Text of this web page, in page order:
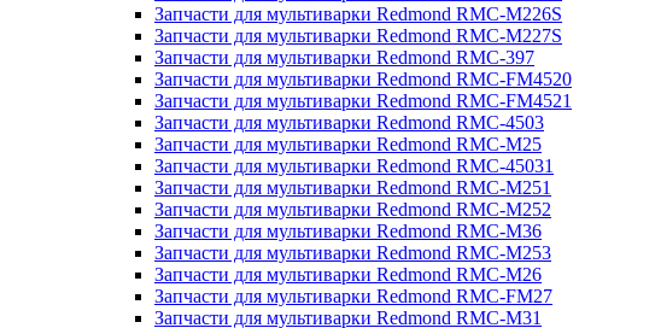
Запчасти для мультиварки Redmond RMC-M226S
Запчасти для мультиварки Redmond RMC-M227S
Запчасти для мультиварки Redmond RMC-397
Запчасти для мультиварки Redmond RMC-FM4520
Запчасти для мультиварки Redmond RMC-FM4521
Запчасти для мультиварки Redmond RMC-4503
Запчасти для мультиварки Redmond RMC-M25
Запчасти для мультиварки Redmond RMC-45031
Запчасти для мультиварки Redmond RMC-M251
Запчасти для мультиварки Redmond RMC-M252
Запчасти для мультиварки Redmond RMC-M36
Запчасти для мультиварки Redmond RMC-M253
Запчасти для мультиварки Redmond RMC-M26
Запчасти для мультиварки Redmond RMC-FM27
Запчасти для мультиварки Redmond RMC-M31